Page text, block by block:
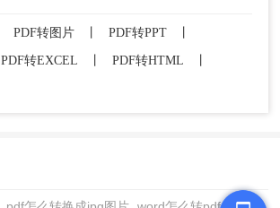
PDF转图片 PDF转PPT
PDF转EXCEL PDF转HTML